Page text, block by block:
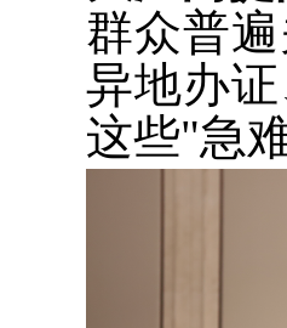
群众普
异地办
这些"急